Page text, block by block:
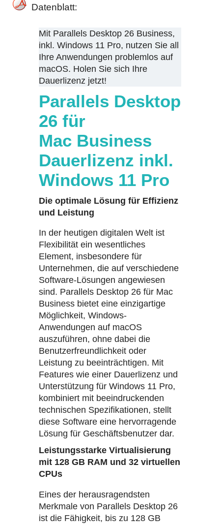
Datenblatt:
Mit Parallels Desktop 26 Business,
inkl. Windows 11 Pro, nutzen Sie all
Ihre Anwendungen problemlos auf
macOS. Holen Sie sich Ihre
Dauerlizenz jetzt!
Parallels Desktop
26 für
Mac Business
Dauerlizenz inkl.
Windows 11 Pro
Die optimale Lösung für Effizienz
und Leistung
In der heutigen digitalen Welt ist
Flexibilität ein wesentliches
Element, insbesondere für
Unternehmen, die auf verschiedene
Software-Lösungen angewiesen
sind. Parallels Desktop 26 für Mac
Business bietet eine einzigartige
Möglichkeit, Windows-
Anwendungen auf macOS
auszuführen, ohne dabei die
Benutzerfreundlichkeit oder
Leistung zu beeinträchtigen. Mit
Features wie einer Dauerlizenz und
Unterstützung für Windows 11 Pro,
kombiniert mit beeindruckenden
technischen Spezifikationen, stellt
diese Software eine hervorragende
Lösung für Geschäftsbenutzer dar.
Leistungsstarke Virtualisierung
mit 128 GB RAM und 32 virtuellen
CPUs
Eines der herausragendsten
Merkmale von Parallels Desktop 26
ist die Fähigkeit, bis zu 128 GB